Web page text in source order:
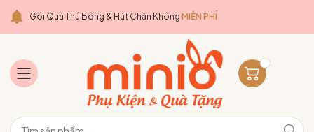
Gói Quà Thú Bông & Hút Chân Không MIỄN PHÍ